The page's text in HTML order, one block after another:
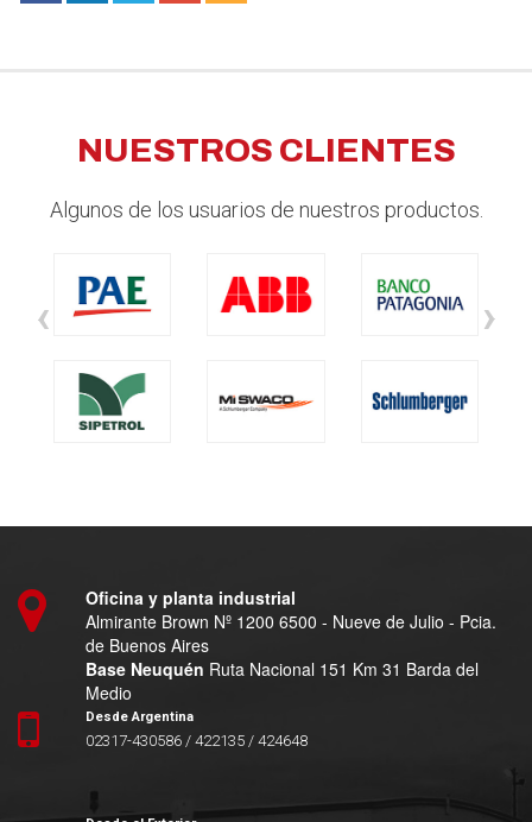
NUESTROS CLIENTES
Algunos de los usuarios de nuestros productos.
‹ ›
Oficina y planta industrial
Almirante Brown Nº 1200 6500 - Nueve de Julio - Pcia.
de Buenos Aires
Base Neuquén Ruta Nacional 151 Km 31 Barda del
Medio
Desde Argentina
02317-430586 / 422135 / 424648